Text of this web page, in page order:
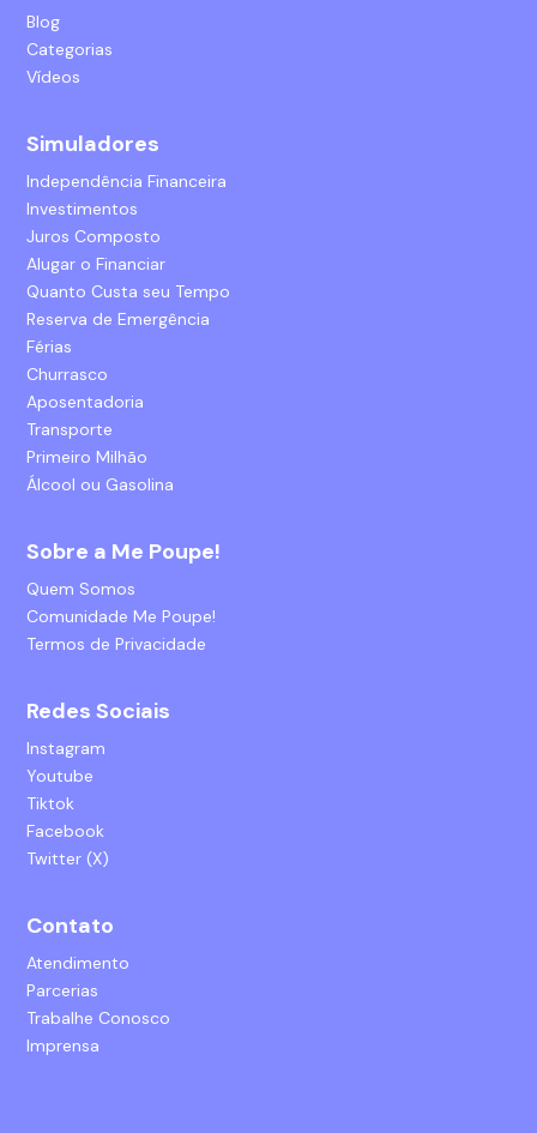
Blog
Categorias
Vídeos
Simuladores
Independência Financeira
Investimentos
Juros Composto
Alugar o Financiar
Quanto Custa seu Tempo
Reserva de Emergência
Férias
Churrasco
Aposentadoria
Transporte
Primeiro Milhão
Álcool ou Gasolina
Sobre a Me Poupe!
Quem Somos
Comunidade Me Poupe!
Termos de Privacidade
Redes Sociais
Instagram
Youtube
Tiktok
Facebook
Twitter (X)
Contato
Atendimento
Parcerias
Trabalhe Conosco
Imprensa